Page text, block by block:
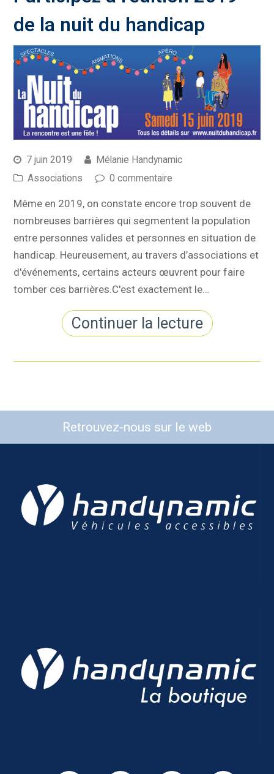
de la nuit du handicap
7 juin 2019
Mélanie Handynamic
Associations
0 commentaire
Même en 2019, on constate encore trop souvent de
nombreuses barrières qui segmentent la population
entre personnes valides et personnes en situation de
handicap. Heureusement, au travers d’associations et
d'événements, certains acteurs œuvrent pour faire
tomber ces barrières.C'est exactement le…
Continuer la lecture
Retrouvez-nous sur le web